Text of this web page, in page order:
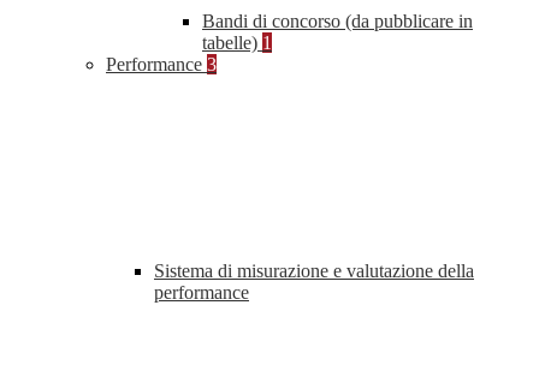
Bandi di concorso (da pubblicare in
tabelle) 1
Performance 3
Sistema di misurazione e valutazione della
performance